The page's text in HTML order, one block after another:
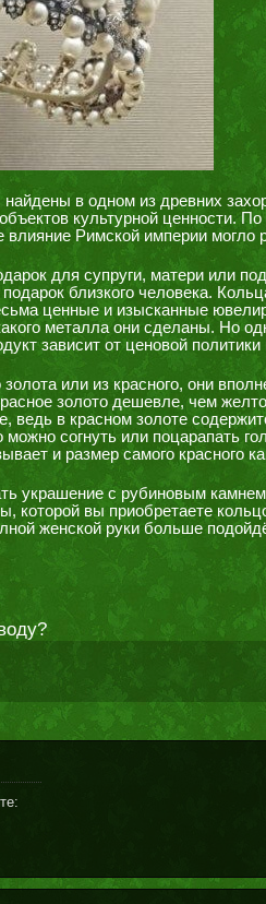
в одном из древних
культурной ценности.
влияние Римской империи
для супруги, матери или
близкого человека.
ценные и изысканные
металла они сделаны. Но
зависит от ценовой политики
или из красного, они
золото дешевле, чем
ведь в красном золоте
согнуть или поцарапать
и размер самого красного
украшение с рубиновым
которой вы приобретаете
женской руки больше